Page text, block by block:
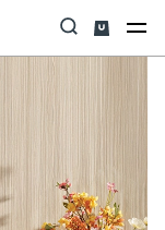
Beatto